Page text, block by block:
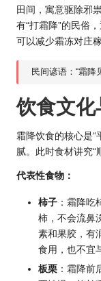
田间，寓意驱除邪
有“打霜降”的民俗
可以减少霜冻对庄
民间谚语：“霜降
饮食文化
霜降饮食的核心是“
腻。此时食材讲究“
代表性食物：
柿子 ：霜降吃
柿，不会流鼻
素和果胶，有
食用，也不宜
板栗 ：霜降前